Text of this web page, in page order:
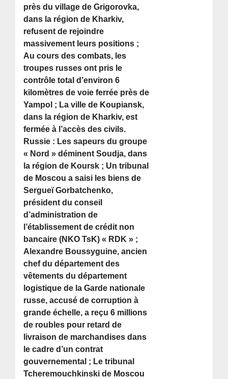
près du village de Grigorovka,
dans la région de Kharkiv,
refusent de rejoindre
massivement leurs positions ;
Au cours des combats, les
troupes russes ont pris le
contrôle total d’environ 6
kilomètres de voie ferrée près de
Yampol ; La ville de Koupiansk,
dans la région de Kharkiv, est
fermée à l’accès des civils.
Russie : Les sapeurs du groupe
« Nord » déminent Soudja, dans
la région de Koursk ; Un tribunal
de Moscou a saisi les biens de
Sergueï Gorbatchenko,
président du conseil
d’administration de
l’établissement de crédit non
bancaire (NKO TsK) « RDK » ;
Alexandre Boussyguine, ancien
chef du département des
vêtements du département
logistique de la Garde nationale
russe, accusé de corruption à
grande échelle, a reçu 6 millions
de roubles pour retard de
livraison de marchandises dans
le cadre d’un contrat
gouvernemental ; Le tribunal
Tcheremouchkinski de Moscou